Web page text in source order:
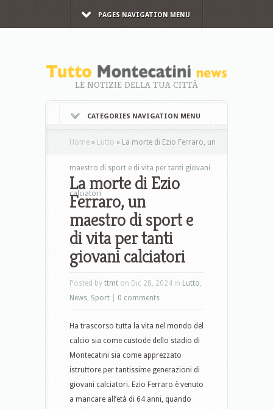
PAGES NAVIGATION MENU
LE NOTIZIE DELLA TUA CITTÀ
CATEGORIES NAVIGATION MENU
Home » Lutto » La morte di Ezio Ferraro, un
maestro di sport e di vita per tanti giovani
calciatori
La morte di Ezio
Ferraro, un
maestro di sport e
di vita per tanti
giovani calciatori
Posted by ttmt on Dic 28, 2024 in Lutto,
News, Sport 0 comments
Ha trascorso tutta la vita nel mondo del
calcio sia come custode dello stadio di
Montecatini sia come apprezzato
istruttore per tantissime generazioni di
giovani calciatori. Ezio Ferraro è venuto
a mancare all’età di 64 anni, quando